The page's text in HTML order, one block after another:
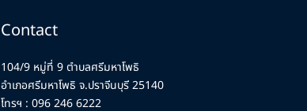
Contact
104/9 หมู่ที่ 9 ตำบลศรีมหาโพธิ
อำเภอศรีมหาโพธิ จ.ปราจีนบุรี 25140
โทรฯ : 096 246 6222